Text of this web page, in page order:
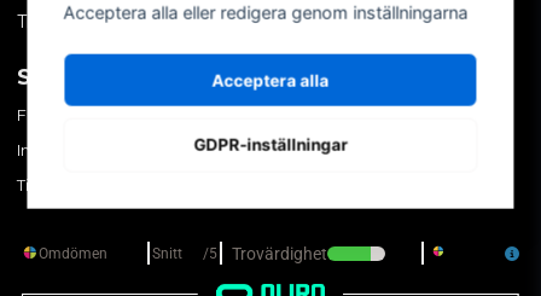
Tips & trix
SOCIALA MEDIER
Facebook
Instagram
TikTok
MITT KONTO
Skapa konto
Acceptera alla eller redigera genom inställningarna
Acceptera alla
GDPR-inställningar